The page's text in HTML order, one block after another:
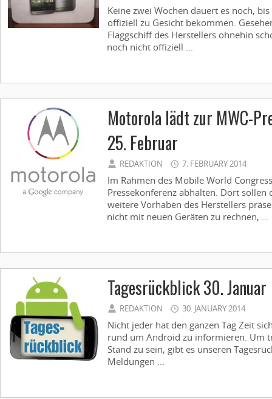
Keine zwei Wochen dauert es noch,
offiziell zu Gesicht bekommen.
Flaggschiff des Herstellers ohnehin
noch nicht offiziell ...
Motorola lädt zur MWC-
25. Februar
REDAKTION 7. FEBRUARY 2014
Im Rahmen des Mobile World
Pressekonferenz abhalten. Dort sollen
weitere Vorhaben des Herstellers
nicht mit neuen Geräten zu rechnen, ...
Tagesrückblick 30. Januar
REDAKTION 30. JANUARY 2014
Nicht jeder hat den ganzen Tag Zeit
rund um Android zu informieren. Um
Stand zu sein, gibt es unseren
Meldungen ...